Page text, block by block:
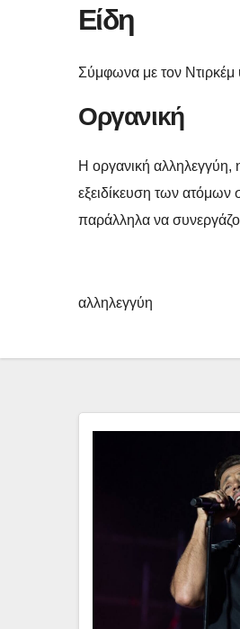
Είδη
Σύμφωνα με τον Ντιρκέμ
Οργανική
Η οργανική αλληλεγγύη,
εξειδίκευση των
παράλληλα να
αλληλεγγύη